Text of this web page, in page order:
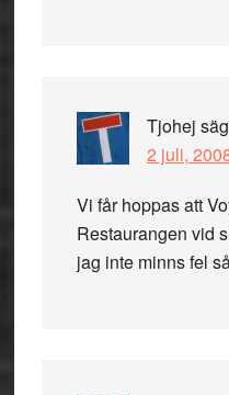
Tjohej
2 juli,
Vi får hoppas att
Restaurangen vid
jag inte minns fel